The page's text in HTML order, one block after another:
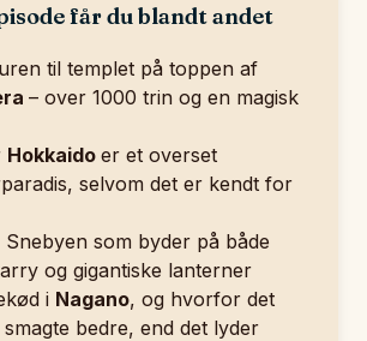
får du blandt andet
til templet på toppen af
– over 1000 trin og en magisk
Hokkaido er et overset
selvom det er kendt for
Snebyen som byder på både
og gigantiske lanterner
i Nagano, og hvorfor det
smagte bedre, end det lyder